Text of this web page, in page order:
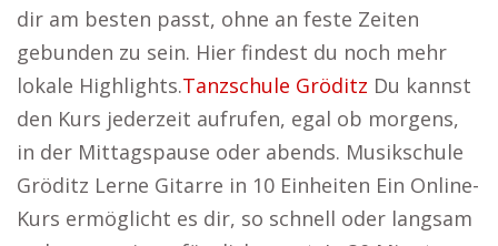
dir am besten passt, ohne an feste Zeiten
gebunden zu sein. Hier findest du noch mehr
lokale Highlights.Tanzschule Gröditz Du kannst
den Kurs jederzeit aufrufen, egal ob morgens,
in der Mittagspause oder abends. Musikschule
Gröditz Lerne Gitarre in 10 Einheiten Ein Online-
Kurs ermöglicht es dir, so schnell oder langsam